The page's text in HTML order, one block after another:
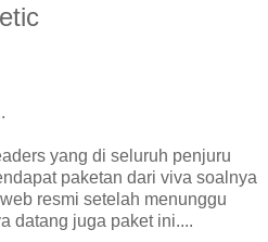
yang di seluruh penjuru
paketan dari viva soalnya
resmi setelah menunggu
datang juga paket ini....